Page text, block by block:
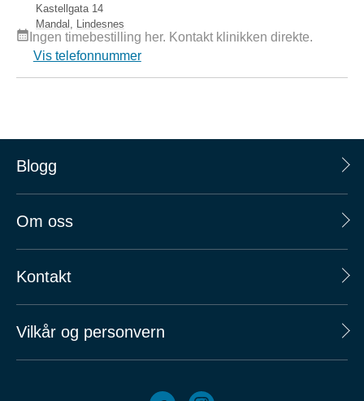
Kastellgata 14
Mandal , Lindesnes
Ingen timebestilling her. Kontakt klinikken direkte.
Vis telefonnummer
Blogg
Om oss
Kontakt
Vilkår og personvern